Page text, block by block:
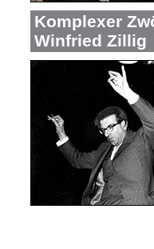
Komplexer
Winfried Zillig